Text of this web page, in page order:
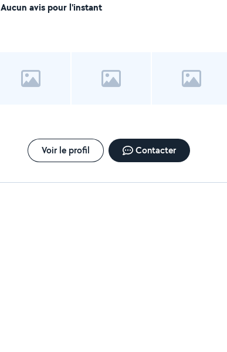
Aucun avis pour l'instant
Voir le profil Contacter